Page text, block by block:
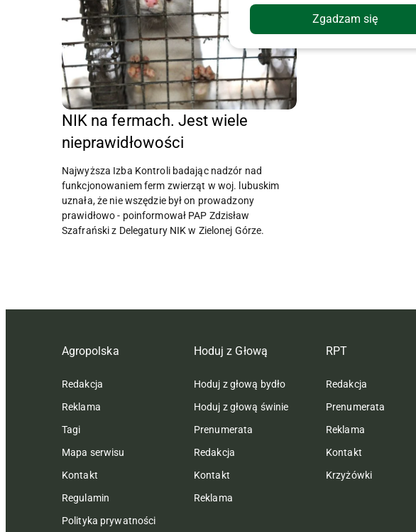
NIK na fermach. Jest wiele
nieprawidłowości
Najwyższa Izba Kontroli badając nadzór nad
funkcjonowaniem ferm zwierząt w woj. lubuskim
uznała, że nie wszędzie był on prowadzony
prawidłowo - poinformował PAP Zdzisław
Szafrański z Delegatury NIK w Zielonej Górze.
Agropolska
Redakcja
Reklama
Tagi
Mapa serwisu
Kontakt
Regulamin
Polityka prywatności
Hoduj z Głową
Hoduj z głową bydło
Hoduj z głową świnie
Prenumerata
Redakcja
Kontakt
Reklama
RPT
Redakcja
Prenumerata
Reklama
Kontakt
Krzyżówki
Zgadzam się